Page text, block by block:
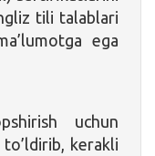
tili talablari
ega
uchun
to’ldirib, kerakli